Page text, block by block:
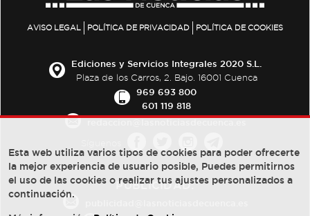
AVISO LEGAL POLÍTICA DE PRIVACIDAD POLÍTICA DE COOKIES
Ediciones y Servicios Integrales 2020 S.L.
Plaza de los Carros, 2. Bajo. 16001 Cuenca
969 693 800
601 119 818
PUBLICIDAD:
Esta web utiliza varios tipos de cookies para poder ofrecerte
la mejor experiencia de usuario posible, Puedes permitirnos
el uso de las cookies o realizar tus ajustes personalizados a
continuación.